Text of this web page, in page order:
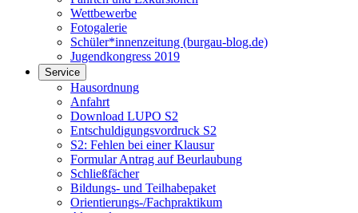
Wettbewerbe
Fotogalerie
Schüler*innenzeitung (burgau-blog.de)
Jugendkongress 2019
Service
Hausordnung
Anfahrt
Download LUPO S2
Entschuldigungsvordruck S2
S2: Fehlen bei einer Klausur
Formular Antrag auf Beurlaubung
Schließfächer
Bildungs- und Teilhabepaket
Orientierungs-/Fachpraktikum